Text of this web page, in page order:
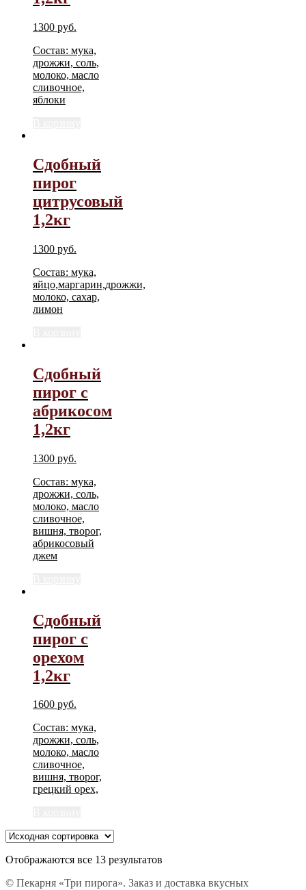
1300 руб.
Состав: мука,
дрожжи, соль,
молоко, масло
сливочное,
яблоки
Сдобный
пирог
цитрусовый
1,2кг
1300 руб.
Состав: мука,
яйцо,маргарин,дрожжи,
молоко, сахар,
лимон
Сдобный
пирог с
абрикосом
1,2кг
1300 руб.
Состав: мука,
дрожжи, соль,
молоко, масло
сливочное,
вишня, творог,
абрикосовый
джем
Сдобный
пирог с
орехом
1,2кг
1600 руб.
Состав: мука,
дрожжи, соль,
молоко, масло
сливочное,
вишня, творог,
грецкий орех,
Отображаются все 13 результатов
© Пекарня «Три пирога». Заказ и доставка вкусных